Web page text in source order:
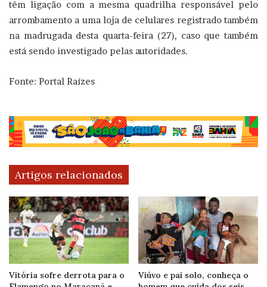
têm ligação com a mesma quadrilha responsável pelo
arrombamento a uma loja de celulares registrado também
na madrugada desta quarta-feira (27), caso que também
está sendo investigado pelas autoridades.
Fonte: Portal Raízes
Artigos relacionados
Vitória sofre derrota para o
Viúvo e pai solo, conheça o